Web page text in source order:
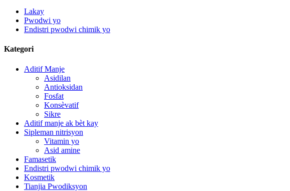
Lakay
Pwodwi yo
Endistri pwodwi chimik yo
Kategori
Aditif Manje
Asidilan
Antioksidan
Fosfat
Konsèvatif
Sikre
Aditif manje ak bèt kay
Sipleman nitrisyon
Vitamin yo
Asid amine
Famasetik
Endistri pwodwi chimik yo
Kosmetik
Tianjia Pwodiksyon